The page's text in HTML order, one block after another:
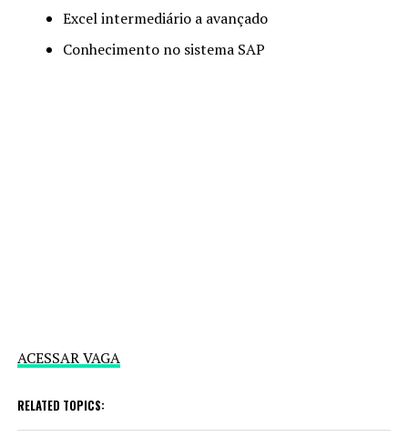
Excel intermediário a avançado
Conhecimento no sistema SAP
ACESSAR VAGA
RELATED TOPICS: